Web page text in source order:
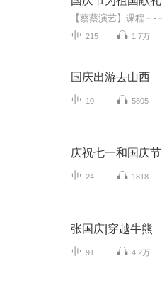
215 1.7万
国庆出游去山西
10 5805
庆祝七一和国庆节
24 1818
张国庆|穿越牛熊
91 4.2万